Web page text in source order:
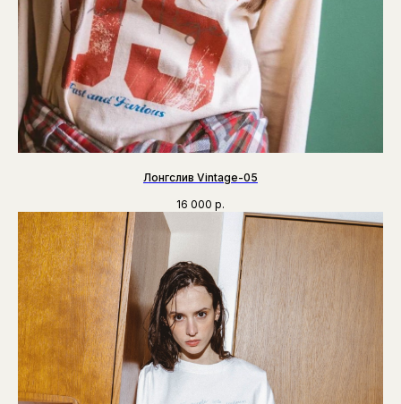
Лонгслив Vintage-05
16 000 р.